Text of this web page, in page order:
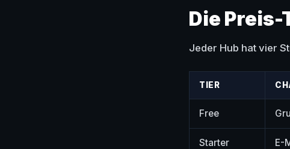
Die
Jeder Hub hat vier
TIER
Free
Starter E-